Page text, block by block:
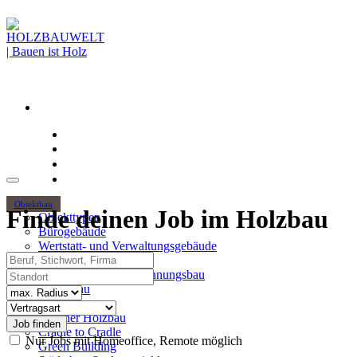
Objektbau
Objekttypen
Bürogebäude
Wertstatt- und Verwaltungsgebäude
Holzhochhäuser
Mehrgeschossiger Wohnungsbau
Hallenbau
Themen
Urbaner Holzbau
Cradle to Cradle
Green Building
Finde deinen Job im Holzbau
Beruf, Stichwort, Firma
Standort
Radius
Vertragsart
Nur Jobs mit Homeoffice, Remote möglich